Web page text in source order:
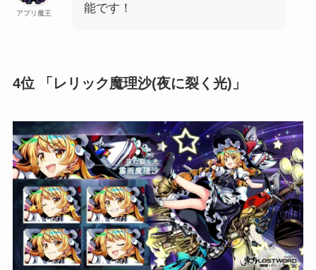
アプリ魔王
能です！
4位 「レリック魔理沙(夜に裂く光)」